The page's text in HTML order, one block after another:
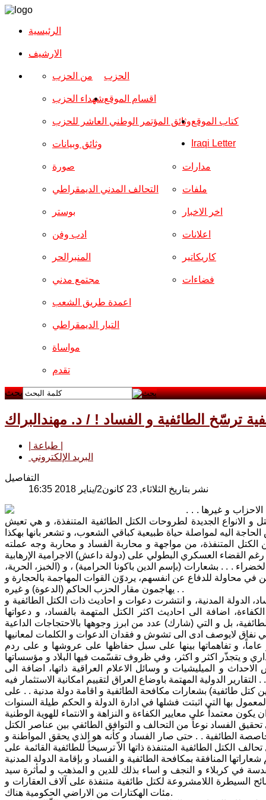
الرئيسية
الارشیف
الحزب من الحزب
شهداء الحزب
وثائق المؤتمر الوطني العاشر للحزب
وثائق وبيانات
اقسام الموقع
صورة
التحالف المدني الديمقراطي
بوستر
ادب وفن
المنبرالحر
مجتمع مدني
مدارات
ملفات
اخر الاخبار
اعلانات
كاريكاتير
فضاءات
اعمدة طريق الشعب
التيار الديمقراطي
مواساة
تقدم
كتاب الموقع
Iraqi Letter
بحث
ترسّخ الطائفية و الفساد ! / د. مهندالبراك
البريد الإلكتروني
التفاصيل
نشر بتاريخ الثلاثاء, 23 كانون2/يناير 2018 16:35
الاحزاب و غيرها . . .
و الانواع الجديدة لطروحات الكتل الطائفية المتنفذة، و هي تعيش
اليه لمواصلة حياة طبيعية كباقي الشعوب، و تشعر بانها بهكذا
المتنفذة، من مواجهة و محاربة الفساد و محاربة وجه عملته
. . . بشعارات (بإسم الدين باكونا الحرامية) ، و (الخبز، الحرية،
في محاولة للدفاع عن انفسهم، يردوّن القوات المهاجمة بالحجارة و
يهاجمون مقار الحزب الحاكم (الدعوة) و غيره . .
الدولة المدنية، و انتشرت دعوات و احاديث ذات الكتل الطائفية و
اضافة الى احاديث اكثر الكتل المتهمة بالفساد، و دعواتها
بل و التي (شارك) عدد من ابرز وجوهها بالاحتجاجات الداعية
و تفاهماتها بينها على سبل حفاظها على عروشها و على ردم
و يتجذّر اكثر و اكثر، وفي ظروف تقسّمت فيها البلاد و مؤسساتها
و الميليشيات و وسائل الاعلام العراقية ذاتها، اضافة الى
التقارير الدولية المهتمة باوضاع العراق لتقييم امكانية الاستثمار فيه . .
كتل طائفية) بشعارات مكافحة الطائفية و اقامة دولة مدنية . . على
بها التي اثبتت فشلها في ادارة الدولة و الحكم طيلة السنوات
تحقيق الفساد نوعاً من التحالف و التوافق الطائفي بين عناصر الكتل
الطائفية . . حتى صار الفساد و كأنه هو الذي يحقق المواطنة و
الكتل الطائفية المتنفذة ذاتها الاّ ترسيخاً للطائفية القائمة على
في كربلاء و النجف و اساء بذلك للدين و المذهب و لمأثرة سيد
السيطرة اللامشروعة لكتل طائفية متنفذة على آلاف العقارات و
مئات الهكتارات من الاراضي الحكومية هناك.